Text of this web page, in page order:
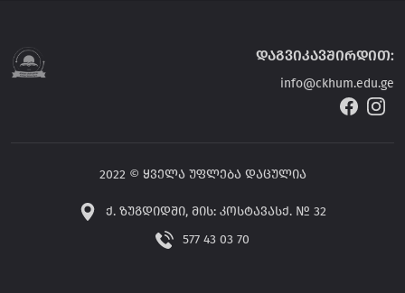
დაგვიკავშირდით:
info@ckhum.edu.ge
2022 © ყველა უფლება დაცულია
ქ. ზუგდიდში, მის: კოსტავასქ. № 32
577 43 03 70